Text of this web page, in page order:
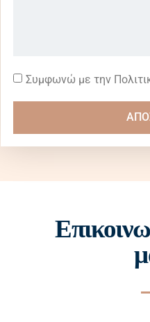
Συμφωνώ με την